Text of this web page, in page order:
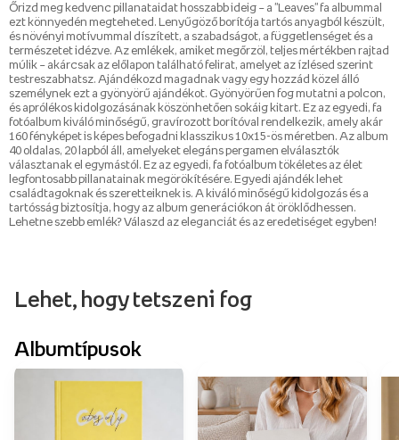
Őrizd meg kedvenc pillanataidat hosszabb ideig – a "Leaves" fa albummal
ezt könnyedén megteheted. Lenyűgöző borítója tartós anyagból készült,
és növényi motívummal díszített, a szabadságot, a függetlenséget és a
természetet idézve. Az emlékek, amiket megőrzöl, teljes mértékben rajtad
múlik – akárcsak az előlapon található felirat, amelyet az ízlésed szerint
testreszabhatsz. Ajándékozd magadnak vagy egy hozzád közel álló
személynek ezt a gyönyörű ajándékot. Gyönyörűen fog mutatni a polcon,
és aprólékos kidolgozásának köszönhetően sokáig kitart. Ez az egyedi, fa
fotóalbum kiváló minőségű, gravírozott borítóval rendelkezik, amely akár
160 fényképet is képes befogadni klasszikus 10x15-ös méretben. Az album
40 oldalas, 20 lapból áll, amelyeket elegáns pergamen elválasztók
választanak el egymástól. Ez az egyedi, fa fotóalbum tökéletes az élet
legfontosabb pillanatainak megörökítésére. Egyedi ajándék lehet
családtagoknak és szeretteiknek is. A kiváló minőségű kidolgozás és a
tartósság biztosítja, hogy az album generációkon át öröklődhessen.
Lehetne szebb emlék? Válaszd az eleganciát és az eredetiséget egyben!
Lehet, hogy tetszeni fog
Albumtípusok